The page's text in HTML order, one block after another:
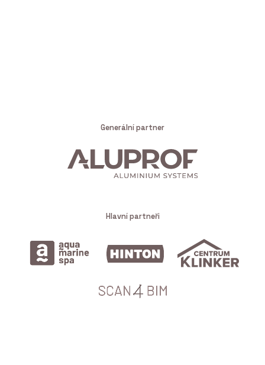
Generální partner
Hlavní partneři